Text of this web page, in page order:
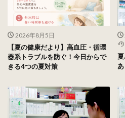
2026年8月5日
【夏の健康だより】高血圧・循環
器系トラブルを防ぐ！今日からで
きる4つの夏対策